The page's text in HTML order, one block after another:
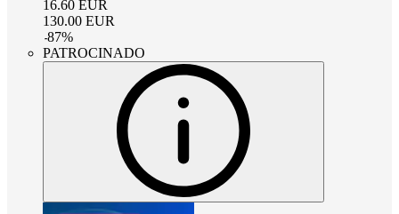
16.60 EUR
130.00 EUR
-87%
PATROCINADO